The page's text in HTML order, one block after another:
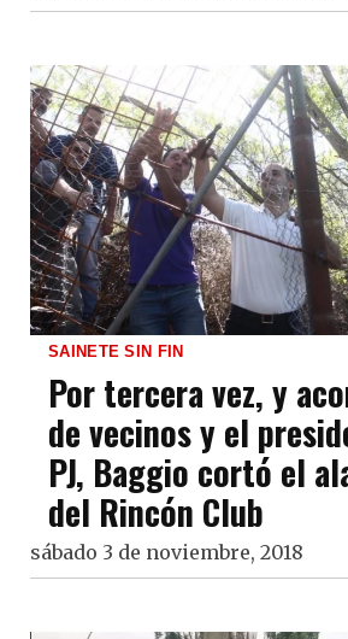
SAINETE SIN FIN
Por tercera vez, y
de vecinos y el
PJ, Baggio cortó el
del Rincón Club
sábado 3 de noviembre, 2018